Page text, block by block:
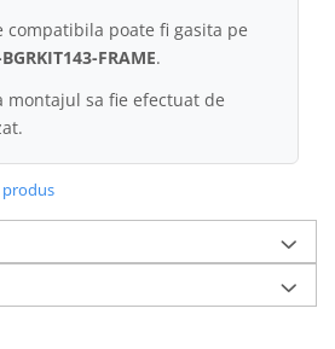
compatibila poate fi gasita pe
FRAME.
montajul sa fie efectuat de